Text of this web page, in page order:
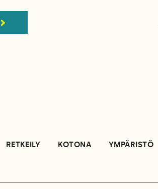
RETKEILY KOTONA YMPÄRISTÖ